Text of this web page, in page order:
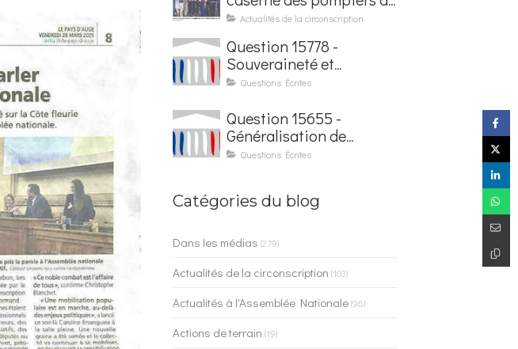
été rénovée et baptisée
Courseaux
Actualités de la circonscription
Question 15778 -
Souveraineté et
sécurisation de la
Questions Écrites
Question 15655 -
Généralisation de
l'application France
Questions Écrites
Catégories du blog
Dans les médias (279)
Actualités de la circonscription (103)
Actualités à l'Assemblée Nationale(96)
Actions de terrain (19)